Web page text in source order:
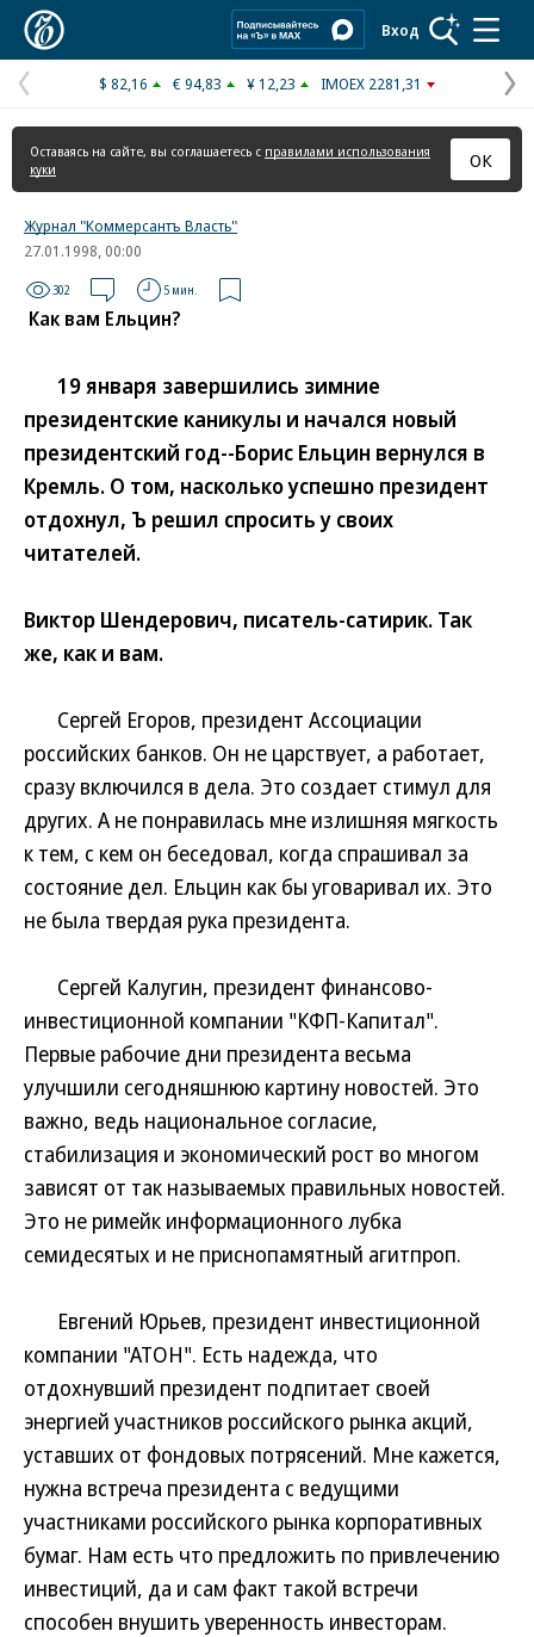
Вход
Предыдущая
страница
$ 82,16 € 94,83 ¥ 12,23 IMOEX 2281,31
Оставаясь на сайте, вы соглашаетесь с правилами использования
куки
ОК
Журнал "Коммерсантъ Власть"
27.01.1998, 00:00
302 5 мин.
Как вам Ельцин?
19 января завершились зимние
президентские каникулы и начался новый
президентский год--Борис Ельцин вернулся в
Кремль. О том, насколько успешно президент
отдохнул, Ъ решил спросить у своих
читателей.
Виктор Шендерович, писатель-сатирик. Так
же, как и вам.
Сергей Егоров, президент Ассоциации
российских банков. Он не царствует, а работает,
сразу включился в дела. Это создает стимул для
других. А не понравилась мне излишняя мягкость
к тем, с кем он беседовал, когда спрашивал за
состояние дел. Ельцин как бы уговаривал их. Это
не была твердая рука президента.
Сергей Калугин, президент финансово-
инвестиционной компании "КФП-Капитал".
Первые рабочие дни президента весьма
улучшили сегодняшнюю картину новостей. Это
важно, ведь национальное согласие,
стабилизация и экономический рост во многом
зависят от так называемых правильных новостей.
Это не римейк информационного лубка
семидесятых и не приснопамятный агитпроп.
Евгений Юрьев, президент инвестиционной
компании "АТОН". Есть надежда, что
отдохнувший президент подпитает своей
энергией участников российского рынка акций,
уставших от фондовых потрясений. Мне кажется,
нужна встреча президента с ведущими
участниками российского рынка корпоративных
бумаг. Нам есть что предложить по привлечению
инвестиций, да и сам факт такой встречи
способен внушить уверенность инвесторам.